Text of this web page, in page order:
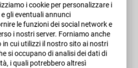
è consegnato un attestato
dell'avvenuta formazione.
i cookie per personalizzare i
gli eventuali annunci
le funzioni dei social network e
i nostri server. Forniamo anche
cui utilizzi il nostro sito ai nostri
si occupano di analisi dei dati di
i quali potrebbero altresì